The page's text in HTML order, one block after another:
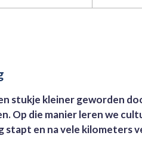
stukje kleiner geworden
Op die manier leren we
stapt en na vele kilometers